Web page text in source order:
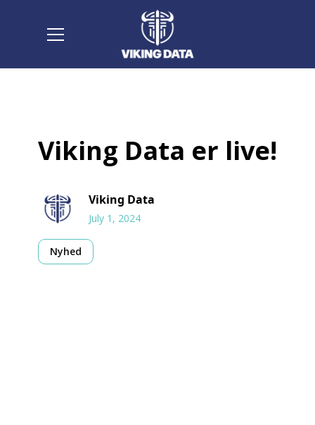
Viking Data er live!
Viking Data
July 1, 2024
Nyhed